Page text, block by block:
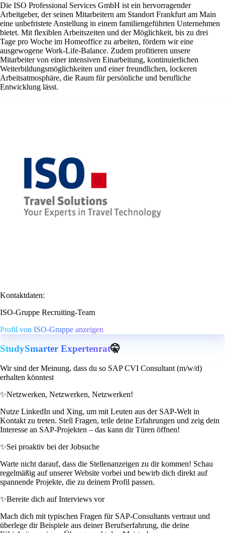
Die ISO Professional Services GmbH ist ein hervorragender
Arbeitgeber, der seinen Mitarbeitern am Standort Frankfurt am Main
eine unbefristete Anstellung in einem familiengeführten Unternehmen
bietet. Mit flexiblen Arbeitszeiten und der Möglichkeit, bis zu drei
Tage pro Woche im Homeoffice zu arbeiten, fördern wir eine
ausgewogene Work-Life-Balance. Zudem profitieren unsere
Mitarbeiter von einer intensiven Einarbeitung, kontinuierlichen
Weiterbildungsmöglichkeiten und einer freundlichen, lockeren
Arbeitsatmosphäre, die Raum für persönliche und berufliche
Entwicklung lässt.
Kontaktdaten:
ISO-Gruppe Recruiting-Team
Profil von ISO-Gruppe anzeigen
StudySmarter Expertenrat🤫
Wir sind der Meinung, dass du so SAP CVI Consultant (m/w/d)
erhalten könntest
✨Netzwerken, Netzwerken, Netzwerken!
Nutze LinkedIn und Xing, um mit Leuten aus der SAP-Welt in
Kontakt zu treten. Stell Fragen, teile deine Erfahrungen und zeig dein
Interesse an SAP-Projekten – das kann dir Türen öffnen!
✨Sei proaktiv bei der Jobsuche
Warte nicht darauf, dass die Stellenanzeigen zu dir kommen! Schau
regelmäßig auf unserer Website vorbei und bewirb dich direkt auf
spannende Projekte, die zu deinem Profil passen.
✨Bereite dich auf Interviews vor
Mach dich mit typischen Fragen für SAP-Consultants vertraut und
überlege dir Beispiele aus deiner Berufserfahrung, die deine